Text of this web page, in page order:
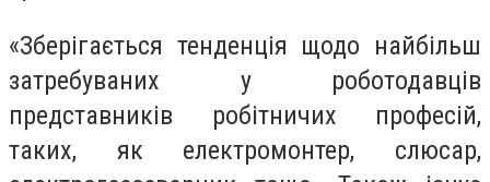
«Зберігається тенденція щодо найбільш
затребуваних у роботодавців
представників робітничих професій,
таких, як електромонтер, слюсар,